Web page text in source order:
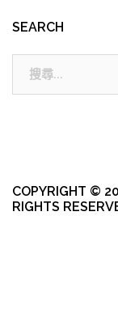
SEARCH
COPYRIGHT ©
RIGHTS